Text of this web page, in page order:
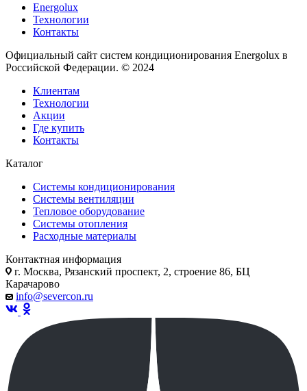
Energolux
Технологии
Контакты
Официальный сайт систем кондиционирования Energolux в
Российской Федерации. © 2024
Клиентам
Технологии
Акции
Где купить
Контакты
Каталог
Системы кондиционирования
Системы вентиляции
Тепловое оборудование
Системы отопления
Расходные материалы
Контактная информация
г. Москва, Рязанский проспект, 2, строение 86, БЦ
Карачарово
info@severcon.ru